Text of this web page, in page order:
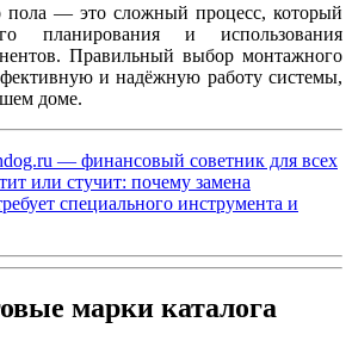
пола — это сложный процесс, который
планирования и использования
Правильный выбор монтажного
и надёжную работу системы,
доме.
— финансовый советник для всех
или стучит: почему замена
специального инструмента и
марки каталога